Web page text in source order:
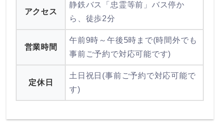
アクセス
静鉄バス「忠霊等前」バス停か
ら、徒歩2分
営業時間
午前9時～午後5時まで(時間外でも
事前ご予約で対応可能です)
定休日
土日祝日(事前ご予約で対応可能で
す)